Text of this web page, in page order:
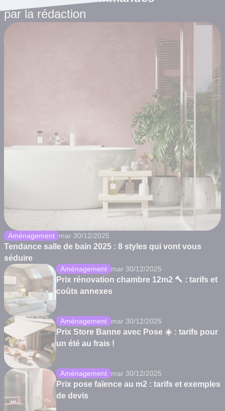
par la rédaction
Aménagement mar 30/12/2025
Tendance salle de bain 2025 : 8 styles qui vont vous
séduire
Aménagement mar 30/12/2025
Prix rénovation chambre 12m2 🔨 : tarifs et
coûts annexes
Aménagement mar 30/12/2025
Prix Store Banne avec Pose ☀️ : tarifs pour
un été au frais !
Aménagement mar 30/12/2025
Prix pose faïence au m2 : tarifs et exemples
de devis